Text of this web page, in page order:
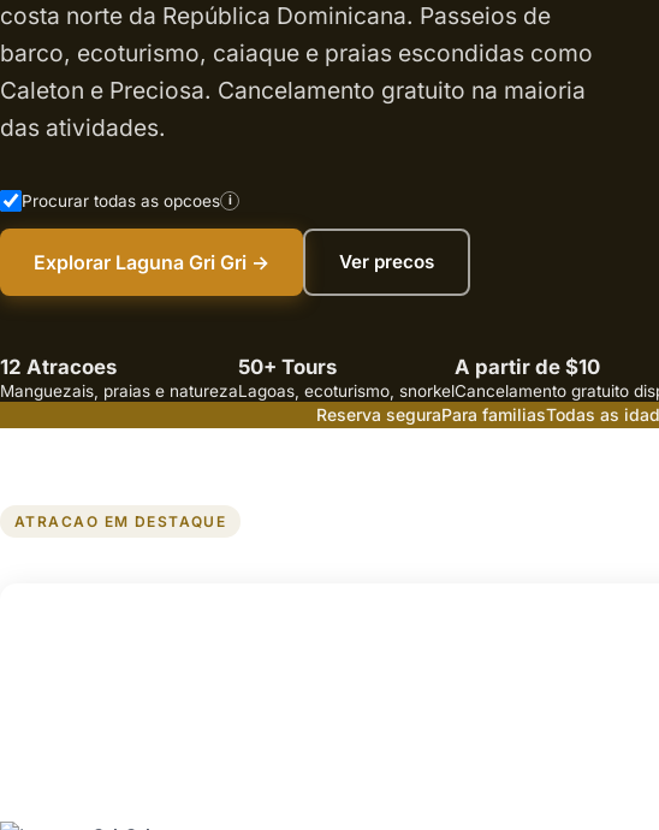
costa norte da República Dominicana. Passeios de
barco, ecoturismo, caiaque e praias escondidas como
Caleton e Preciosa. Cancelamento gratuito na maioria
das atividades.
Procurar todas as opcoes i
Explorar Laguna Gri Gri → Ver precos
12 Atracoes
Manguezais, praias e natureza
50+ Tours
Lagoas, ecoturismo, snorkel
A partir de $10
Cancelamento gratuito
Reserva seguraPara familiasTodas as
ATRACAO EM DESTAQUE